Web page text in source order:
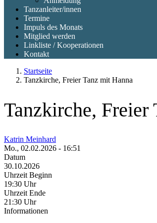
Tanzanleiter/innen
Termine
Impuls des Monats
Mitglied werden
Linkliste / Kooperationen
Kontakt
Startseite
Tanzkirche, Freier Tanz mit Hanna
Tanzkirche, Freier
Katrin Meinhard
Mo., 02.02.2026 - 16:51
Datum
30.10.2026
Uhrzeit Beginn
19:30 Uhr
Uhrzeit Ende
21:30 Uhr
Informationen